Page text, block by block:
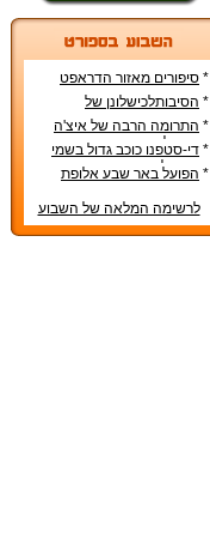
* סיפורים מאזור הדראפט
האמריקני
* הסיבותלכישלונן של
הנבחרות הסקנדינביות
* התרומה הרבה של איצ'ה
מנחם לקידום ענף הספורט
* די-סטפנו כוכב גדול בשמי
הכדורגל האירופי
* הפועל באר שבע אלופת
לרשימה המלאה של השבוע